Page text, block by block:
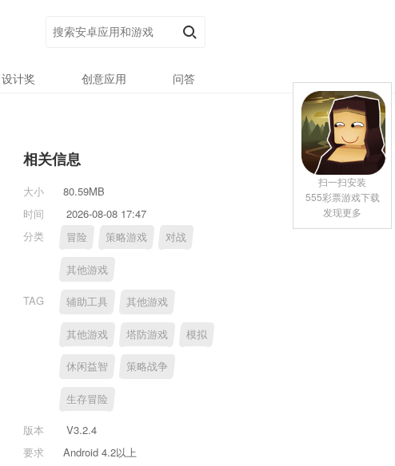
设计奖 创意应用 问答
相关信息
大小
80.59MB
时间
2026-08-08 17:47
分类
冒险 策略游戏 对战
其他游戏
TAG 辅助工具 其他游戏
其他游戏 塔防游戏 模拟
休闲益智 策略战争
生存冒险
版本
V3.2.4
要求
Android 4.2以上
扫一扫安装
555彩票游戏下载
发现更多